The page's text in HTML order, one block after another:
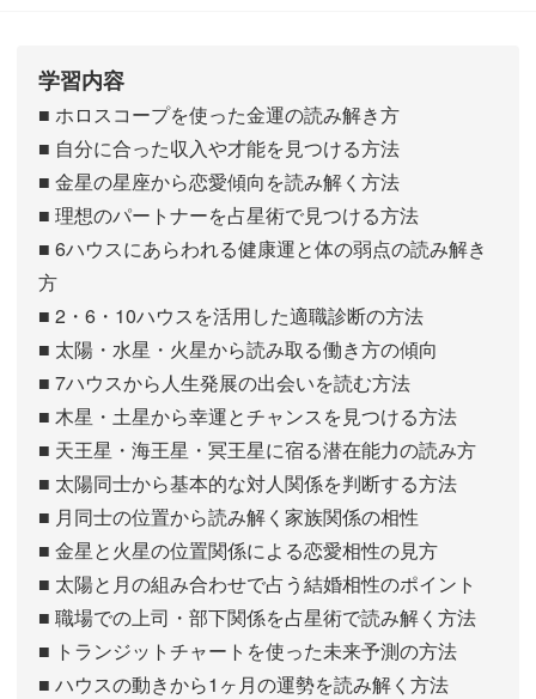
学習内容
■ ホロスコープを使った金運の読み解き方
■ 自分に合った収入や才能を見つける方法
■ 金星の星座から恋愛傾向を読み解く方法
■ 理想のパートナーを占星術で見つける方法
■ 6ハウスにあらわれる健康運と体の弱点の読み解き
方
■ 2・6・10ハウスを活用した適職診断の方法
■ 太陽・水星・火星から読み取る働き方の傾向
■ 7ハウスから人生発展の出会いを読む方法
■ 木星・土星から幸運とチャンスを見つける方法
■ 天王星・海王星・冥王星に宿る潜在能力の読み方
■ 太陽同士から基本的な対人関係を判断する方法
■ 月同士の位置から読み解く家族関係の相性
■ 金星と火星の位置関係による恋愛相性の見方
■ 太陽と月の組み合わせで占う結婚相性のポイント
■ 職場での上司・部下関係を占星術で読み解く方法
■ トランジットチャートを使った未来予測の方法
■ ハウスの動きから1ヶ月の運勢を読み解く方法